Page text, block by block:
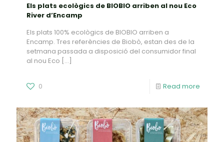
Els plats ecològics de BIOBIO arriben al nou Eco
River d’Encamp
Els plats 100% ecològics de BIOBIO arriben a
Encamp. Tres referències de Biobò, estan des de la
setmana passada a disposició del consumidor final
al nou Eco […]
0 Read more